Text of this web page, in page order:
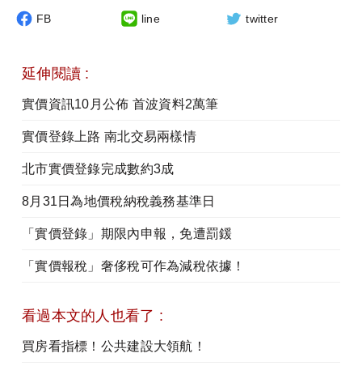
FB line twitter
延伸閱讀 :
實價資訊10月公佈 首波資料2萬筆
實價登錄上路 南北交易兩樣情
北市實價登錄完成數約3成
8月31日為地價稅納稅義務基準日
「實價登錄」期限內申報，免遭罰鍰
「實價報稅」奢侈稅可作為減稅依據！
看過本文的人也看了 :
買房看指標！公共建設大領航！